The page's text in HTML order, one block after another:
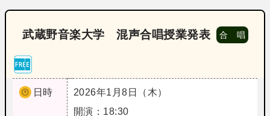
武蔵野音楽大学 混声合唱授業発表 合 唱
日時
2026年1月8日（木）
開演：18:30